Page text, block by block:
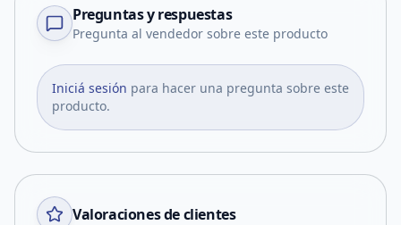
Preguntas y respuestas
Pregunta al vendedor sobre este producto
Iniciá sesión para hacer una pregunta sobre este
producto.
Valoraciones de clientes